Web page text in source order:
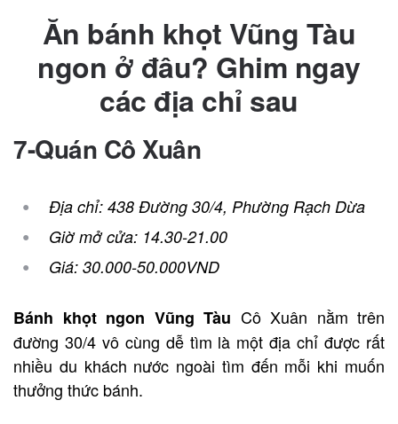
Ăn bánh khọt Vũng Tàu
ngon ở đâu? Ghim ngay
các địa chỉ sau
7-Quán Cô Xuân
Địa chỉ: 438 Đường 30/4, Phường Rạch Dừa
Giờ mở cửa: 14.30-21.00
Giá: 30.000-50.000VND
Bánh khọt ngon Vũng Tàu Cô Xuân nằm trên
đường 30/4 vô cùng dễ tìm là một địa chỉ được rất
nhiều du khách nước ngoài tìm đến mỗi khi muốn
thưởng thức bánh.